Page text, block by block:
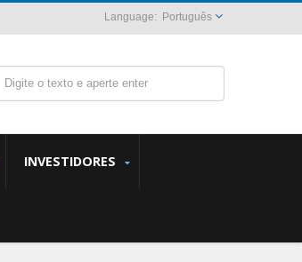
Português
INVESTIDORES